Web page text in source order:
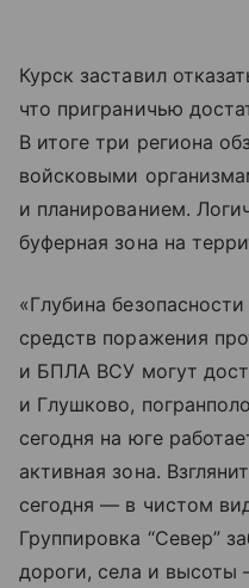
Курск заставил
что приграничью
В итоге три региона
войсковыми
и планированием.
буферная зона на
«Глубина
средств поражения
и БПЛА ВСУ могут
и Глушково,
сегодня на юге
активная зона.
сегодня — в чистом
Группировка “Север”
дороги, села и высоты